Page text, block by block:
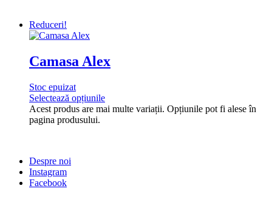
Reduceri!
Camasa Alex
Stoc epuizat
Selectează opțiunile
Acest produs are mai multe variații. Opțiunile pot fi alese în
pagina produsului.
Despre noi
Instagram
Facebook